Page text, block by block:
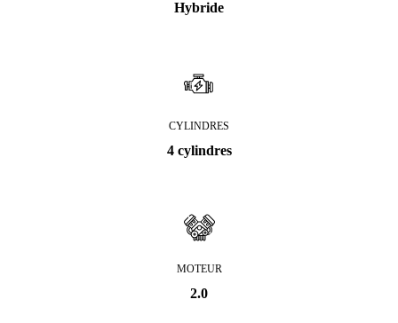
Hybride
CYLINDRES
4 cylindres
MOTEUR
2.0